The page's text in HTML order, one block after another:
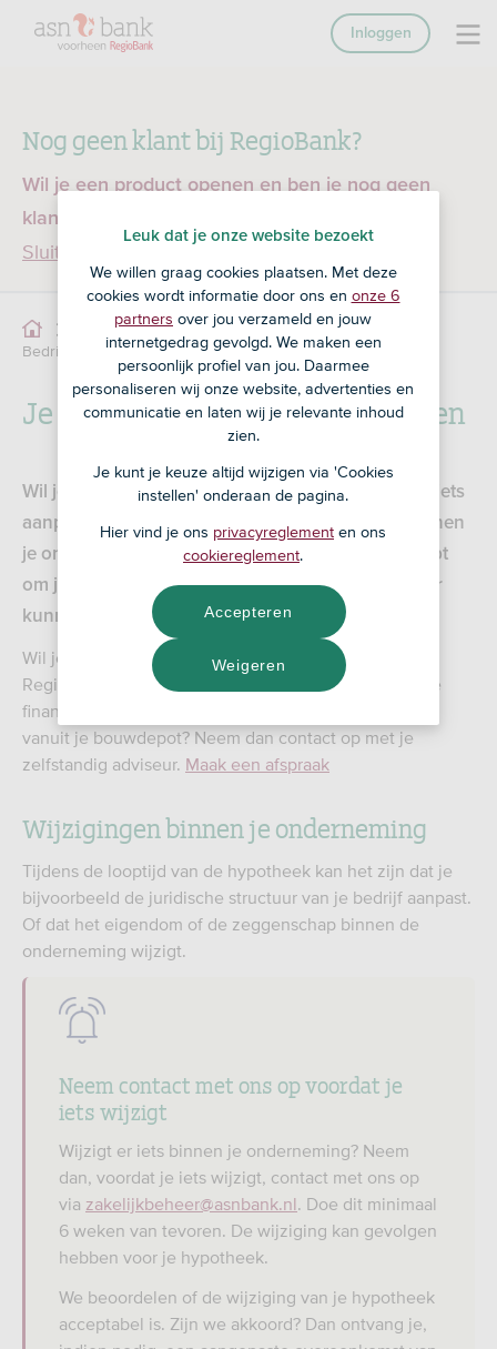
Nog geen klant bij RegioBank?
Wil je een product openen en ben je nog geen
klant bij RegioBank?
Sluiten
Inloggen
Zakelijk lenen Bedrijfshypotheek
Bedrijfshypotheek aanpassen
Je Bedrijfshypotheek aanpassen
Wil je tijdens de looptijd van je Bedrijfshypotheek iets
aanpassen? Bijvoorbeeld omdat er iets wijzigt binnen
je onderneming? Of omdat je financiële ruimte hebt
om je zakelijke hypotheek eerder af te lossen? Hier
kunnen kosten aan verbonden zijn.
Wil je iets aanpassen in je Bedrijfshypotheek bij
RegioBank? Zoals het aanvragen van een aanvullende
financiering of het laten uitbetalen van een rekening
vanuit je bouwdepot? Neem dan contact op met je
zelfstandig adviseur. Maak een afspraak
Wijzigingen binnen je onderneming
Tijdens de looptijd van de hypotheek kan het zijn dat je
bijvoorbeeld de juridische structuur van je bedrijf aanpast.
Of dat het eigendom of de zeggenschap binnen de
onderneming wijzigt.
Neem contact met ons op voordat je
iets wijzigt
Wijzigt er iets binnen je onderneming? Neem
dan, voordat je iets wijzigt, contact met ons op
via zakelijkbeheer@asnbank.nl. Doe dit minimaal
6 weken van tevoren. De wijziging kan gevolgen
hebben voor je hypotheek.
We beoordelen of de wijziging van je hypotheek
acceptabel is. Zijn we akkoord? Dan ontvang je,
Leuk dat je onze website bezoekt
We willen graag cookies plaatsen. Met deze
cookies wordt informatie door ons en onze 6
partners over jou verzameld en jouw
internetgedrag gevolgd. We maken een
persoonlijk profiel van jou. Daarmee
personaliseren wij onze website, advertenties en
communicatie en laten wij je relevante inhoud
zien.
Je kunt je keuze altijd wijzigen via 'Cookies
instellen' onderaan de pagina.
Hier vind je ons privacyreglement en ons
cookiereglement.
Weigeren
Accepteren